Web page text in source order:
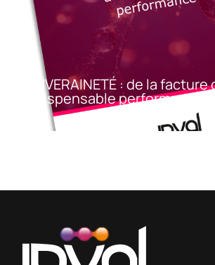
SOUVERAINETÉ : de la
l’indispensable performance